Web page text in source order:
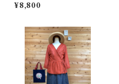
ャツ 202506251704
¥8,800